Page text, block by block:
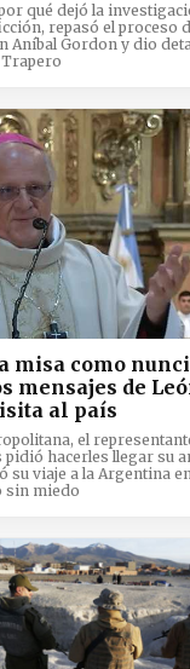
qué dejó la
repasó el proceso
Aníbal Gordon y dio
misa como
mensajes de
al país
el
pidió hacerles llegar su
su viaje a la Argentina
sin miedo